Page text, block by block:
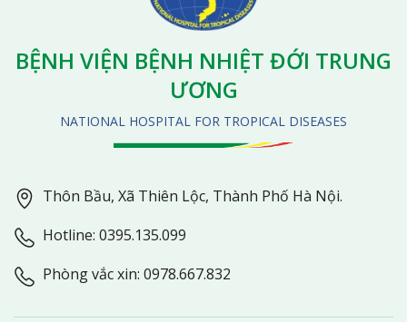
BỆNH VIỆN BỆNH NHIỆT ĐỚI TRUNG
ƯƠNG
NATIONAL HOSPITAL FOR TROPICAL DISEASES
Thôn Bầu, Xã Thiên Lộc, Thành Phố Hà Nội.
Hotline: 0395.135.099
Phòng vắc xin: 0978.667.832